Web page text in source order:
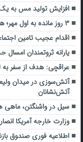
افزایش تولید مس به یک
۳ روز مانده به اول مهر؛ همچنان از رفاهیات معلمان خبری نیست!
اقدام عجیب تامین
یارانه ثروتمندان
عراقچی: هدف از سفر
آتش‌نشانان
سیل در واشنگتن، ماهی
وزارت خارجه آمریکا
اطلاعیه فوری صندوق